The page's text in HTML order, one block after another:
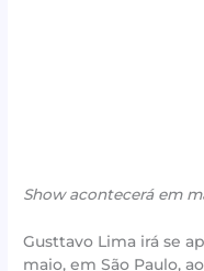
Show acontecerá em
Gusttavo Lima irá se
maio, em São Paulo,